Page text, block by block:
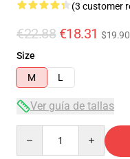
(3 customer
€22.88 €18.31 $19.90
Size
M
L
Ver guía de tallas